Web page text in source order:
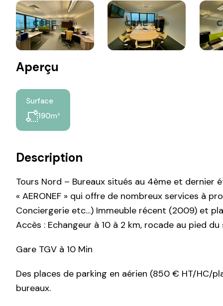
Aperçu
Surface
190m²
Description
Tours Nord – Bureaux situés au 4ème et dernier
« AERONEF » qui offre de nombreux services à
Conciergerie etc…) Immeuble récent (2009) et
Accès : Echangeur à 10 à 2 km, rocade au pied
Gare TGV à 10 Min
Des places de parking en aérien (850 € HT/HC/
bureaux.